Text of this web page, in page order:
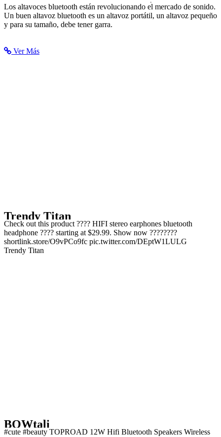
Altavoz Bluetooth: los Mejores Altavoces Portátiles del 2020
Los altavoces bluetooth están revolucionando el mercado de sonido.
Un buen altavoz bluetooth es un altavoz portátil, un altavoz pequeño
y para su tamaño, debe tener garra.
Ver Más
Trendy Titan
Check out this product ???? HIFI stereo earphones bluetooth
headphone ???? starting at $29.99. Show now ????????
shortlink.store/O9vPCo9fc pic.twitter.com/DEptW1LULG
Trendy Titan
BOWtali
#cute #beauty TOPROAD 12W Hifi Bluetooth Speakers Wireless